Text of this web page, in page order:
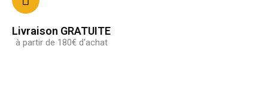
Livraison GRATUITE
à partir de 180€ d'achat